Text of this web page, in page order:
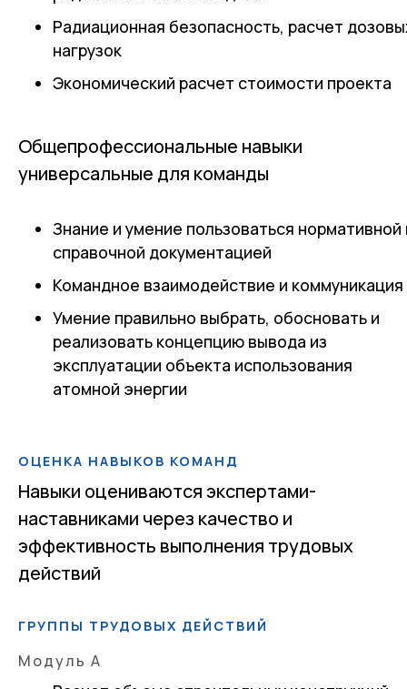
Радиационная безопасность, расчет
нагрузок
Экономический расчет стоимости проекта
Общепрофессиональные навыки
универсальные для команды
Знание и умение пользоваться нормативной
справочной документацией
Командное взаимодействие и коммуникация
Умение правильно выбрать, обосновать и
реализовать концепцию вывода из
эксплуатации объекта использования
атомной энергии
ОЦЕНКА НАВЫКОВ КОМАНД
Навыки оцениваются экспертами-
наставниками через качество и
эффективность выполнения трудовых
действий
ГРУППЫ ТРУДОВЫХ ДЕЙСТВИЙ
Модуль А